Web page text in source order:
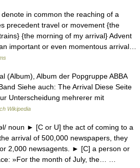
in common the reaching of a
precedent travel or movement {the
{the morning of my arrival} Advent
important or even momentous arrival…
(Album), Album der Popgruppe ABBA
Siehe auch: The Arrival Diese Seite
Unterscheidung mehrerer mit
Wikipedia
noun ► [C or U] the act of coming to a
arrival of 500,000 newspapers, they
2,000 newsagents. ► [C] a person or
»For the month of July, the… …